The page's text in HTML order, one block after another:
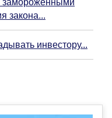
закона...
инвестору...